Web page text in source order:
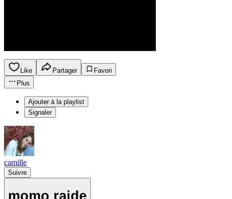
Like Partager
Favori
Plus
Ajouter à la playlist
Signaler
camille
Suivre
momo raide